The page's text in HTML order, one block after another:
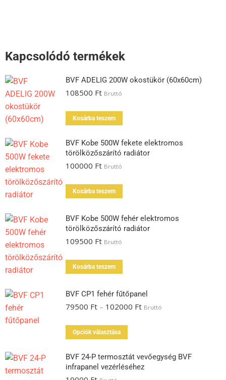
Kapcsolódó termékek
BVF ADELIG 200W okostükör (60x60cm)
108500 Ft Bruttó
Kosárba teszem
BVF Kobe 500W fekete elektromos
törölközőszárító radiátor
100000 Ft Bruttó
Kosárba teszem
BVF Kobe 500W fehér elektromos
törölközőszárító radiátor
109500 Ft Bruttó
Kosárba teszem
BVF CP1 fehér fűtőpanel
79500 Ft – 102000 Ft Bruttó
Opciók választása
BVF 24-P termosztát vevőegység BVF
infrapanel vezérléséhez